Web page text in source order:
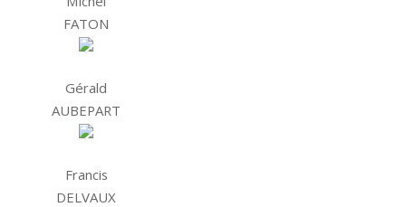
FATON
Gérald
AUBEPART
Francis
DELVAUX